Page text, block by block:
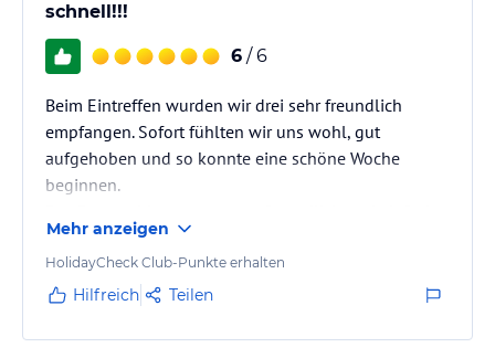
schnell!!!
6 / 6
Beim Eintreffen wurden wir drei sehr freundlich
empfangen. Sofort fühlten wir uns wohl, gut
aufgehoben und so konnte eine schöne Woche
beginnen.
prima. Mit einem kleinen Frühstück startete man gut
gelaunt in den Tag.
Kulinarisch wird man vom Küchenteam sehr gut
Auch unser kleiner Begleiter (Pudel) auf vier Pfoten
Mehr anzeigen
HolidayCheck Club-Punkte erhalten
Hilfreich Teilen